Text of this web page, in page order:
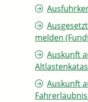
melden
Auskunft
Auskunft